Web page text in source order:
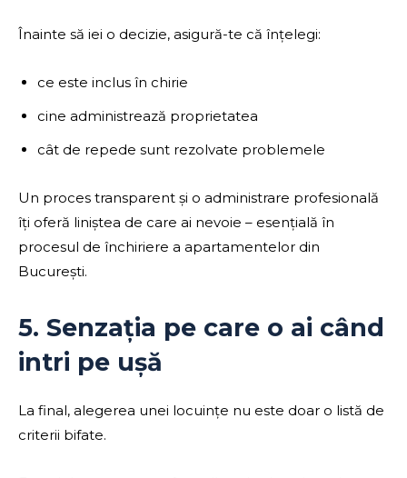
Înainte să iei o decizie, asigură-te că înțelegi:
ce este inclus în chirie
cine administrează proprietatea
cât de repede sunt rezolvate problemele
Un proces transparent și o administrare profesională
îți oferă liniștea de care ai nevoie – esențială în
procesul de închiriere a apartamentelor din
București.
5. Senzația pe care o ai când
intri pe ușă
La final, alegerea unei locuințe nu este doar o listă de
criterii bifate.